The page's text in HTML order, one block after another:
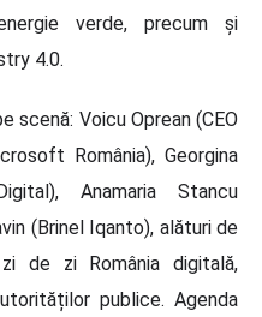
verde, precum și
4.0.
scenă: Voicu Oprean (CEO
România), Georgina
Anamaria Stancu
(Brinel Iqanto), alături de
de zi România digitală,
publice. Agenda